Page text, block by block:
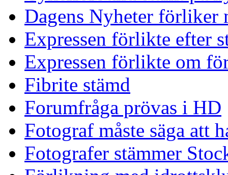
Dagens Nyheter förliker
Expressen förlikte efter
Expressen förlikte om
Fibrite stämd
Forumfråga prövas i HD
Fotograf måste säga att
Fotografer stämmer